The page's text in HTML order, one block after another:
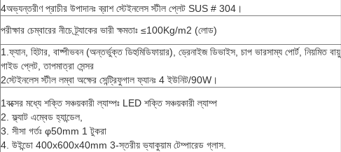
4অভ্যন্তরীণ প্রাচীর উপাদানঃ ব্রাশ স্টেইনলেস স্টীল প্লেট SUS # 304।
পরীক্ষার চেম্বারের নীচে ট্র্যাকের ভারী ক্ষমতাঃ ≤100Kg/m2 (লোড)
1.ফ্যান, হিটার, বাষ্পীভবন (অন্তর্ভুক্ত ডিহুমিডিফায়ার), ড্রেনাইজ ডিভাইস, চাপ ভারসাম্য পোর্ট, নিয়মিত বায়ু
গাইড প্লেট, তাপমাত্রা সেন্সর
2স্টেইনলেস স্টীল লম্বা অক্ষের সেন্ট্রিফুগাল ফ্যানঃ 4 ইউনিট/90W।
1বক্সের মধ্যে শক্তি সঞ্চয়কারী ল্যাম্পঃ LED শক্তি সঞ্চয়কারী ল্যাম্প
2. ফ্ল্যাট এম্বেড হ্যান্ডেল,
3. সীসা গর্তঃ φ50mm 1 টুকরা
4. উইন্ডো 400x600x40mm 3-স্তরীয় ভ্যাকুয়াম টেম্পারেড গ্লাস.